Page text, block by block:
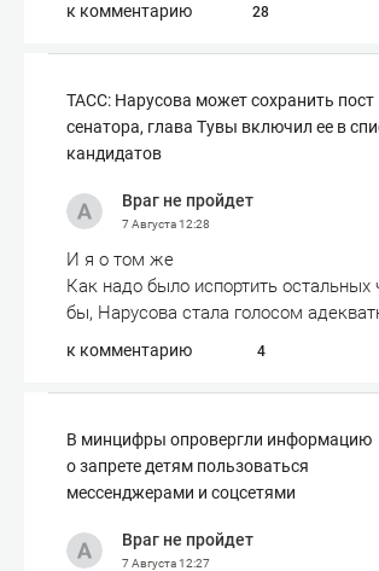
к комментарию 28
ТАСС: Нарусова может сохранить пост
сенатора, глава Тувы включил ее в
кандидатов
Враг не пройдет
7 Августа12:28
И я о том же
Как надо было испортить остальных
бы, Нарусова стала голосом
к комментарию 4
В минцифры опровергли информацию
о запрете детям пользоваться
мессенджерами и соцсетями
Враг не пройдет
7 Августа12:27